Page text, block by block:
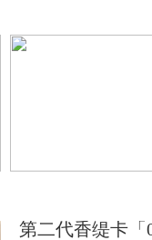
第二代香缇卡「